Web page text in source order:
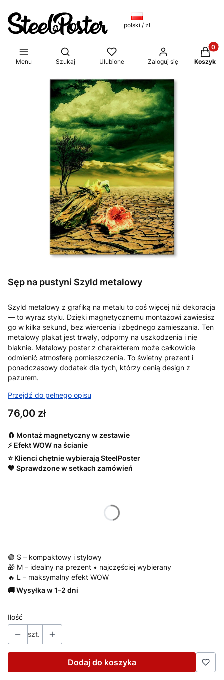
polski / zł
Menu
Otwórz wyszukiwarkę
Szukaj Ulubione Zaloguj się Koszyk
Sęp na pustyni Szyld metalowy
Szyld metalowy z grafiką na metalu to coś więcej niż dekoracja
— to wyraz stylu. Dzięki magnetycznemu montażowi zawiesisz
go w kilka sekund, bez wiercenia i zbędnego zamieszania. Ten
metalowy plakat jest trwały, odporny na uszkodzenia i nie
blaknie. Metalowy poster z charakterem może całkowicie
odmienić atmosferę pomieszczenia. To świetny prezent i
ponadczasowy dodatek dla tych, którzy cenią design z
pazurem.
Przejdź do pełnego opisu
Cena
76,00 zł
🧲 Montaż magnetyczny w zestawie
⚡ Efekt WOW na ścianie
⭐ Klienci chętnie wybierają SteelPoster
🧡 Sprawdzone w setkach zamówień
🟢 S – kompaktowy i stylowy
🎁 M – idealny na prezent • najczęściej wybierany
🔥 L – maksymalny efekt WOW
🚚 Wysyłka w 1–2 dni
Ilość
szt.
Dodaj do koszyka